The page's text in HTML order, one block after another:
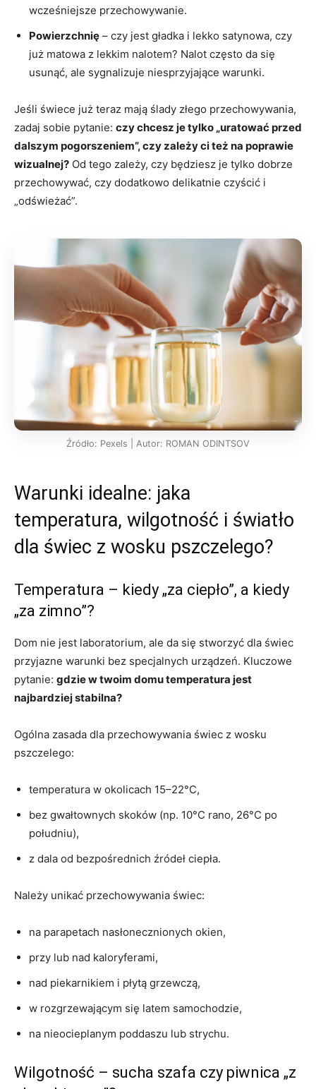
wcześniejsze przechowywanie.
Powierzchnię – czy jest gładka i lekko satynowa, czy
już matowa z lekkim nalotem? Nalot często da się
usunąć, ale sygnalizuje niesprzyjające warunki.
Jeśli świece już teraz mają ślady złego przechowywania,
zadaj sobie pytanie: czy chcesz je tylko „uratować przed
dalszym pogorszeniem”, czy zależy ci też na poprawie
wizualnej? Od tego zależy, czy będziesz je tylko dobrze
przechowywać, czy dodatkowo delikatnie czyścić i
„odświeżać”.
Źródło: Pexels | Autor: ROMAN ODINTSOV
Warunki idealne: jaka
temperatura, wilgotność i światło
dla świec z wosku pszczelego?
Temperatura – kiedy „za ciepło”, a kiedy
„za zimno”?
Dom nie jest laboratorium, ale da się stworzyć dla świec
przyjazne warunki bez specjalnych urządzeń. Kluczowe
pytanie: gdzie w twoim domu temperatura jest
najbardziej stabilna?
Ogólna zasada dla przechowywania świec z wosku
pszczelego:
temperatura w okolicach 15–22°C,
bez gwałtownych skoków (np. 10°C rano, 26°C po
południu),
z dala od bezpośrednich źródeł ciepła.
Należy unikać przechowywania świec:
na parapetach nasłonecznionych okien,
przy lub nad kaloryferami,
nad piekarnikiem i płytą grzewczą,
w rozgrzewającym się latem samochodzie,
na nieocieplanym poddaszu lub strychu.
Wilgotność – sucha szafa czy piwnica „z